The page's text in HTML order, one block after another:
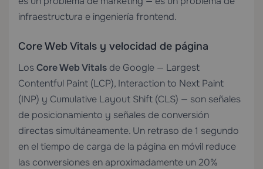
infraestructura e ingeniería frontend.
Core Web Vitals y velocidad de página
LosCore Web Vitals de Google — Largest
Contentful Paint (LCP), Interaction to Next Paint
(INP) y Cumulative Layout Shift (CLS) — son señales
de posicionamiento y señales de conversión
directas simultáneamente. Un retraso de 1 segundo
en el tiempo de carga de la página en móvil reduce
las conversiones en aproximadamente un 20%